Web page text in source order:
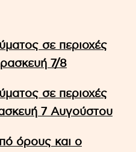
σε περιοχές
7/8
σε περιοχές
7 Αυγούστου
όρους και ο